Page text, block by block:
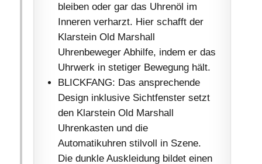
bleiben oder gar das Uhrenöl im
Inneren verharzt. Hier schafft der
Klarstein Old Marshall
Uhrenbeweger Abhilfe, indem er das
Uhrwerk in stetiger Bewegung hält.
BLICKFANG: Das ansprechende
Design inklusive Sichtfenster setzt
den Klarstein Old Marshall
Uhrenkasten und die
Automatikuhren stilvoll in Szene.
Die dunkle Auskleidung bildet einen